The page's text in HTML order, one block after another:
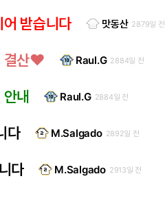
받습니다 맛동산 2879일 전
결산♥ Raul.G 2884일 전
내 Raul.G 2884일 전
다 M.Salgado 2892일 전
다 M.Salgado 2913일 전